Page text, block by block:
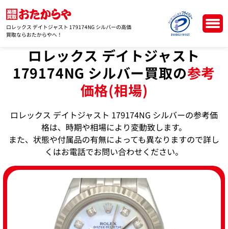
ロレックス デイトジャスト 179174NG シルバーの高価
買取ならおたからやへ！
ロレックス デイトジャスト
179174NG シルバー買取の参考
価格(相場)
ロレックス デイトジャスト 179174NG シルバーの参考価
格は、時期や相場により変動致します。
また、状態や付属品の有無によっても異なりますので詳し
くはお電話でお問い合わせください。